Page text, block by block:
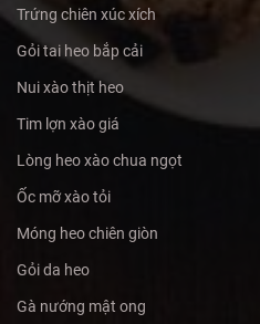
Trứng chiên xúc xích
Gỏi tai heo bắp cải
Nui xào thịt heo
Tim lợn xào giá
Lòng heo xào chua ngọt
Ốc mỡ xào tỏi
Móng heo chiên giòn
Gỏi da heo
Gà nướng mật ong